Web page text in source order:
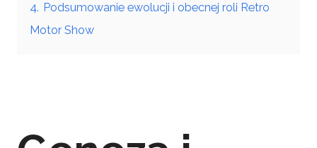
4. Podsumowanie ewolucji i obecnej roli Retro
Motor Show